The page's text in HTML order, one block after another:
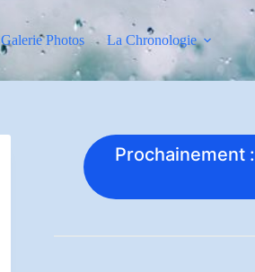
Galerie Photos La Chronologie
Prochainement :